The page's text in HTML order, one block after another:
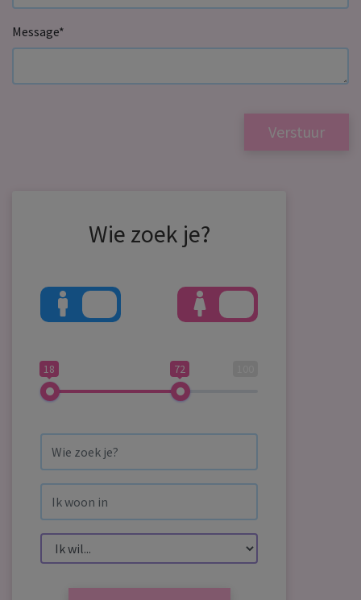
Wie zoek je?
18 72
Message*